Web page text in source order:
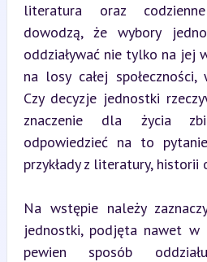
literatura oraz
dowodzą, że wybory
oddziaływać nie tylko na jej
na losy całej
Czy decyzje jednostki
znaczenie dla życia
odpowiedzieć na to
przykłady z literatury, historii
Na wstępie należy
jednostki, podjęta nawet w
pewien sposób